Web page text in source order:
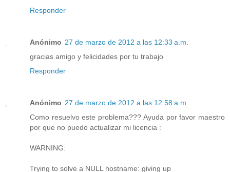
Responder
Anónimo 27 de marzo de 2012 a las 12:33 a.m.
gracias amigo y felicidades por tu trabajo
Responder
Anónimo 27 de marzo de 2012 a las 12:58 a.m.
Como resuelvo este problema??? Ayuda por favor maestro
por que no puedo actualizar mi licencia :
WARNING:
Trying to solve a NULL hostname: giving up